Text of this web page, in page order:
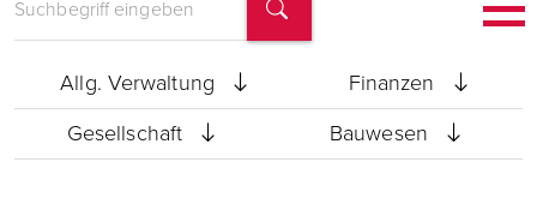
Bürgermeister
Allg. Verwaltung
Finanzen
Gesellschaft
Bauwesen